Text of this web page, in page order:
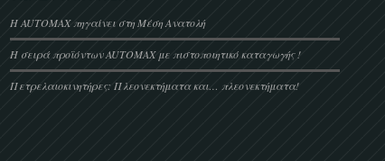
Η AUTOMAX πηγαίνει στη Μέση Ανατολή
Η σειρά προϊόντων AUTOMAX με πιστοποιητικό καταγωγής !
Πετρελαιοκινητήρες: Πλεονεκτήματα και… πλεονεκτήματα!